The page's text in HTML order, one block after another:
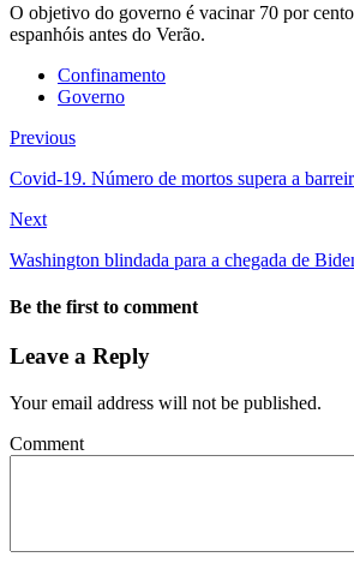
O objetivo do governo é vacinar 70 por
espanhóis antes do Verão.
Confinamento
Governo
Previous
Covid-19. Número de mortos supera a
Next
Washington blindada para a chegada de
Be the first to comment
Leave a Reply
Your email address will not be published.
Comment